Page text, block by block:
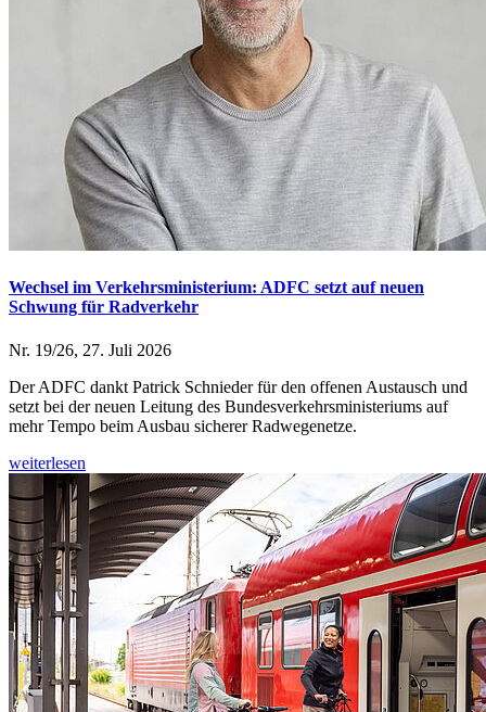
Wechsel im Verkehrsministerium: ADFC setzt auf neuen
Schwung für Radverkehr
Nr. 19/26, 27. Juli 2026
Der ADFC dankt Patrick Schnieder für den offenen Austausch und
setzt bei der neuen Leitung des Bundesverkehrsministeriums auf
mehr Tempo beim Ausbau sicherer Radwegenetze.
weiterlesen